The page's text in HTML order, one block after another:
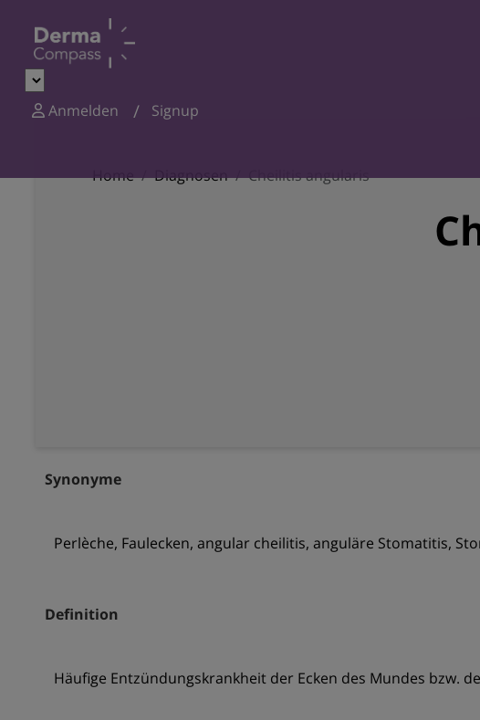
Anmelden
Signup
Home
Diagnosen Cheilitis angularis
Synonyme
Perlèche, Faulecken, angular cheilitis, anguläre Stomatitis,
Definition
Häufige Entzündungskrankheit der Ecken des Mundes bzw.